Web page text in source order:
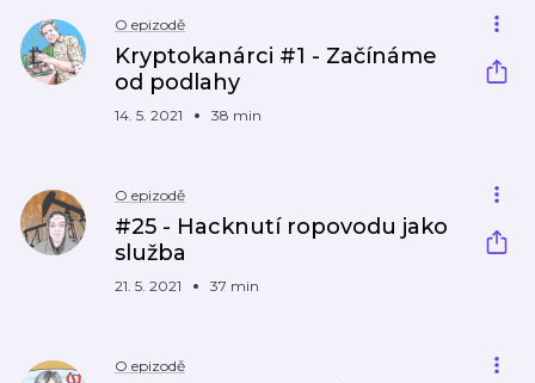
O epizodě
Kryptokanárci #1 - Začínáme
od podlahy
14. 5. 2021 38 min
O epizodě
#25 - Hacknutí ropovodu jako
služba
21. 5. 2021 37 min
O epizodě